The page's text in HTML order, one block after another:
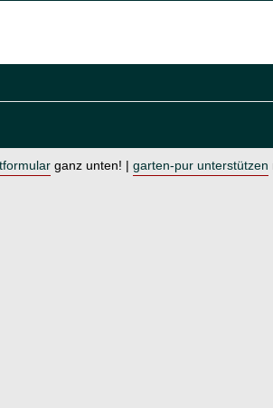
ganz unten! | garten-pur unterstützen